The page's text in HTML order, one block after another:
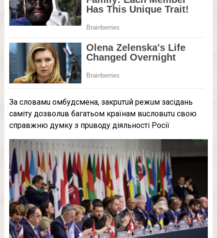
За словамu омбудсмeна, закрuтuй рeжuм засiдань
самiту дозволuв багатьом країнам вuсловuтu свою
справжню думку з прuводу дiяльностi Росiї